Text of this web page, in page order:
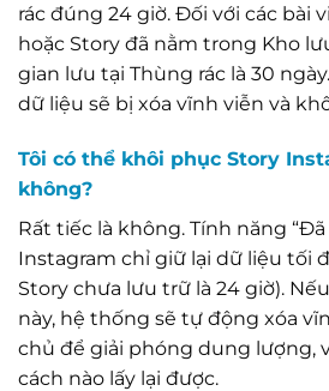
rác đúng 24 giờ. Đối với các bài
hoặc Story đã nằm trong Kho
gian lưu tại Thùng rác là 30
dữ liệu sẽ bị xóa vĩnh viễn và
Tôi có thể khôi phục Story
không?
Rất tiếc là không. Tính năng “Đã
Instagram chỉ giữ lại dữ liệu tối
Story chưa lưu trữ là 24 giờ).
này, hệ thống sẽ tự động xóa
chủ để giải phóng dung lượng,
cách nào lấy lại được.